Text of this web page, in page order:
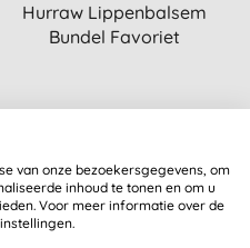
Hurraw Lippenbalsem
Bundel Favoriet
van onze bezoekersgegevens, om
inhoud te tonen en om u
Voor meer informatie over de